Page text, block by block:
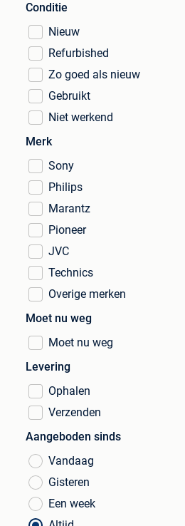
Conditie
Nieuw
Refurbished
Zo goed als nieuw
Gebruikt
Niet werkend
Merk
Sony
Philips
Marantz
Pioneer
JVC
Technics
Overige merken
Moet nu weg
Moet nu weg
Levering
Ophalen
Verzenden
Aangeboden sinds
Vandaag
Gisteren
Een week